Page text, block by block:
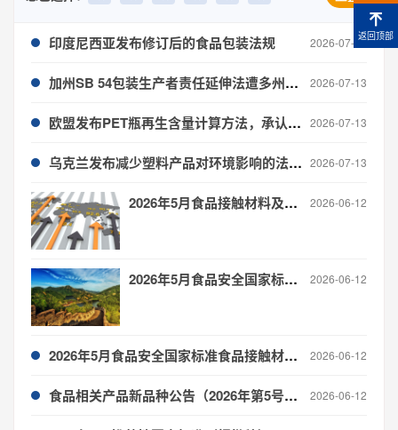
印度尼西亚发布修订后的食品包装法规 2026-07-13
加州SB 54包装生产者责任延伸法遭多州及行业团体合宪性挑战 2026-07-13
欧盟发布PET瓶再生含量计算方法，承认化学回收 2026-07-13
乌克兰发布减少塑料产品对环境影响的法律草案 2026-07-13
2026年5月食品接触材料及制品 全球法规更新信息汇总 2026-06-12
2026年5月食品安全国家标准食品接触材料产品标准制修订进度与概况 2026-06-12
2026年5月食品安全国家标准食品接触材料检测方法制修订进度与概况 2026-06-12
食品相关产品新品种公告（2026年第5号公告） 2026-06-12
返回顶部